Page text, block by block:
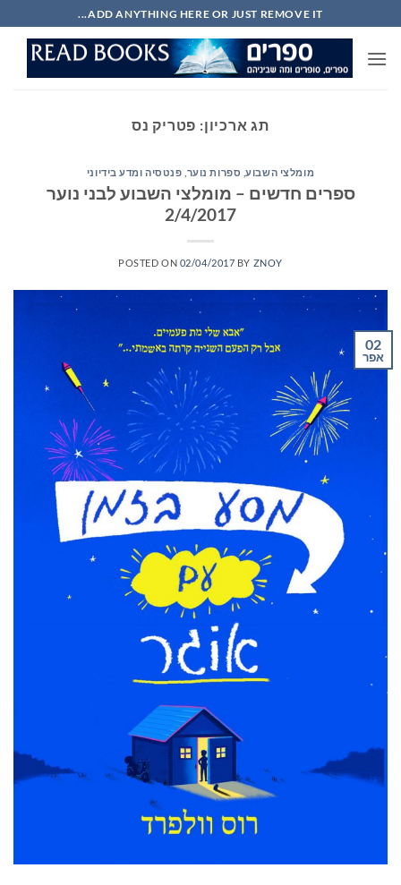
to
content
ADD ANYTHING HERE OR JUST REMOVE IT...
תג ארכיון: פטריק נס
מומלצי השבוע, ספרות נוער פנטסיה ומדע בידיוני
ספרים חדשים – מומלצי השבוע לבני נוער
2/4/2017
POSTED ON 02/04/2017 BY ZNOY
02
אפר